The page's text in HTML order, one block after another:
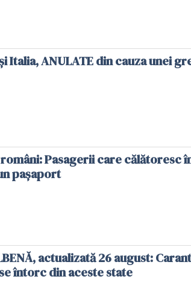
ANULATE din cauza unei
Pasagerii care călătoresc
paşaport
actualizată 26 august:
întorc din aceste state